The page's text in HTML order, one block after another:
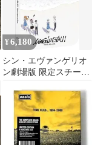
¥6,180
シン・エヴァンゲリオ
ン劇場版 限定スチール
入盤Blu-ray